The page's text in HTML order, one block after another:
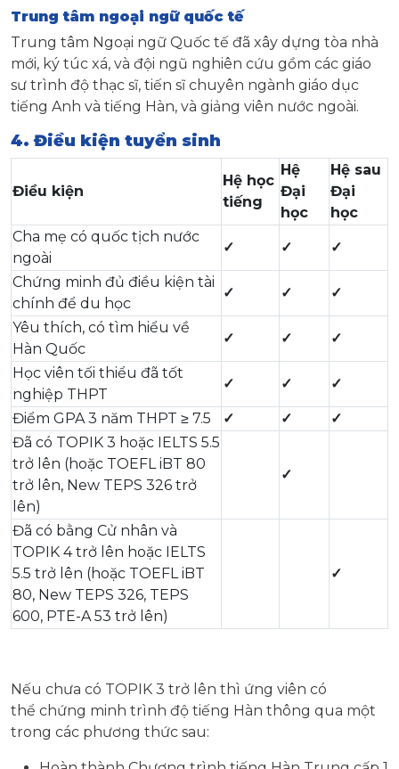
Trung tâm ngoại ngữ quốc tế
Trung tâm Ngoại ngữ Quốc tế đã xây dựng tòa nhà
mới, ký túc xá, và đội ngũ nghiên cứu gồm các giáo
sư trình độ thạc sĩ, tiến sĩ chuyên ngành giáo dục
tiếng Anh và tiếng Hàn, và giảng viên nước ngoài.
4. Điều kiện tuyển sinh
Điều kiện
Hệ học
tiếng
Hệ
Đại
học
Hệ sau
Đại
học
Cha mẹ có quốc tịch nước
ngoài
✓ ✓ ✓
Chứng minh đủ điều kiện tài
chính để du học
✓ ✓ ✓
Yêu thích, có tìm hiểu về
Hàn Quốc
✓ ✓ ✓
Học viên tối thiểu đã tốt
nghiệp THPT
✓ ✓ ✓
Điểm GPA 3 năm THPT ≥ 7.5 ✓ ✓
✓
Đã có TOPIK 3 hoặc IELTS 5.5
trở lên (hoặc TOEFL iBT 80
trở lên, New TEPS 326 trở
lên)
✓
Đã có bằng Cử nhân và
TOPIK 4 trở lên hoặc IELTS
5.5 trở lên (hoặc TOEFL iBT
80, New TEPS 326, TEPS
600, PTE-A 53 trở lên)
✓
Nếu chưa có TOPIK 3 trở lên thì ứng viên có
thể chứng minh trình độ tiếng Hàn thông qua một
trong các phương thức sau: